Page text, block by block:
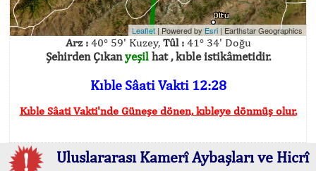
Leaflet| Powered byEsri | Earthstar Geographics
Arz :40° 59' Kuzey, Tûl :41° 34' Doğu
Şehirden Çıkanyeşilhat , kıble istikâmetidir.
Kıble Sâati Vakti 12:28
Kıble Sâati Vakti'nde Güneşe dönen, kıbleye dönmüş olur.
Uluslararası Kamerî Aybaşları ve Hicrî